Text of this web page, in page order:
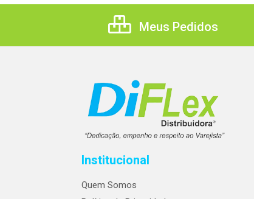
Meus Pedidos
Institucional
Quem Somos